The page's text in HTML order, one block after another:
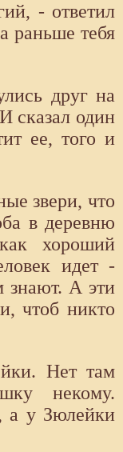
- ответил
раньше тебя
друг на
сказал один
ее, того и
звери, что
в деревню
хороший
идет -
знают. А эти
чтоб никто
Нет там
некому.
а у Зюлейки